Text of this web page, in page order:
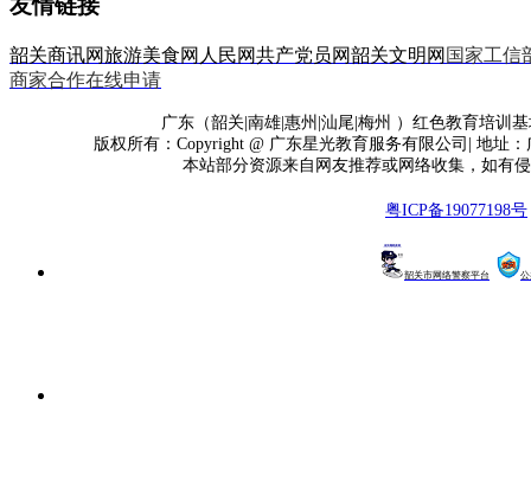
友情链接
韶关商讯网旅游美食网 人民网共产党员网韶关文明网 国家工信
商家合作在线申请
广东（韶关|南雄|惠州|汕尾|梅州 ）红色教育培训
版权所有：Copyright @ 广东星光教育服务有限公司| 地址
本站部分资源来自网友推荐或网络收集，如有
粤ICP备19077198号
韶关市网络警察平台 公